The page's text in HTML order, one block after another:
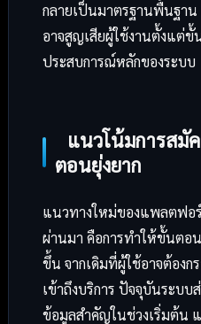
กลายเป็นมาตรฐานพื้นฐา
อาจสูญเสียผู้ใช้งานตั้งแต่
ประสบการณ์หลักของระบบ
แนวโน้มการส
ตอนยุ่งยาก
แนวทางใหม่ของแพลตฟอ
ผ่านมา คือการทำให้ขั้นตอ
ขึ้น จากเดิมที่ผู้ใช้อาจต้อง
เข้าถึงบริการ ปัจจุบันระบบ
ข้อมูลสำคัญในช่วงเริ่มต้น